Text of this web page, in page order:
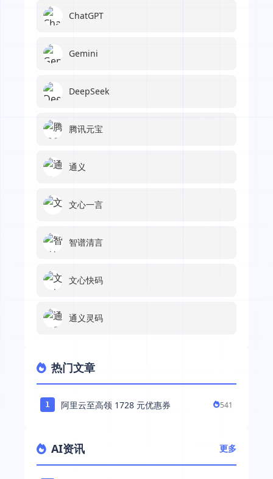
ChatGPT
Gemini
DeepSeek
腾讯元宝
通义
文心一言
智谱清言
文心快码
通义灵码
热门文章
1 阿里云至高领 1728 元优惠券 541
AI资讯 更多